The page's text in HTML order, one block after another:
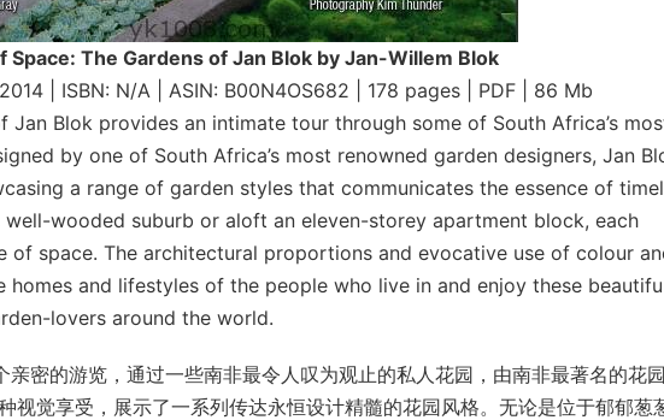
Space: The Gardens of Jan Blok by Jan-Willem Blok
| ISBN: N/A | ASIN: B00N4OS682 | 178 pages | PDF | 86 Mb
Jan Blok provides an intimate tour through some of South Africa’s
by one of South Africa’s most renowned garden designers, Jan
a range of garden styles that communicates the essence of
well-wooded suburb or aloft an eleven-storey apartment block, each
of space. The architectural proportions and evocative use of colour
and lifestyles of the people who live in and enjoy these
lovers around the world.
密的游览，通过一些南非最令人叹为观止的私人花园，由南非最著名的花
视觉享受，展示了一系列传达永恒设计精髓的花园风格。无论是位于郁郁葱